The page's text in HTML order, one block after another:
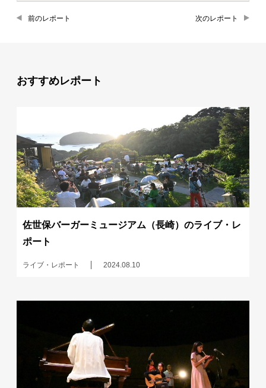
前のレポート 次のレポート
おすすめレポート
佐世保バーガーミュージアム（長崎）のライブ・レ
ポート
ライブ・レポート 2024.08.10